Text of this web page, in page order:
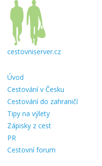
cestovniserver.cz
Úvod
Cestování v Česku
Cestování do zahraničí
Tipy na výlety
Zápisky z cest
PR
Cestovní forum